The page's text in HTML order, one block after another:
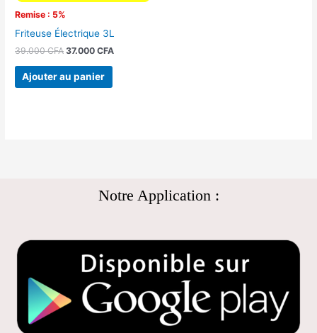
Remise : 5%
Friteuse Électrique 3L
39.000CFA 37.000CFA
Ajouter au panier
Notre Application :